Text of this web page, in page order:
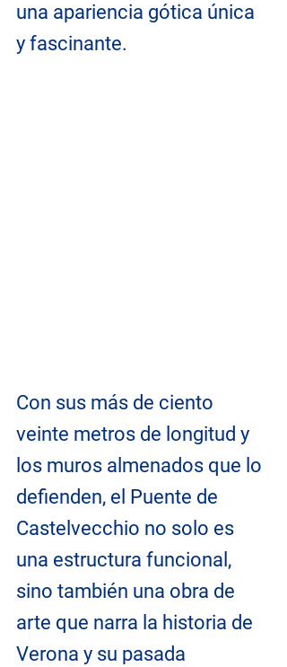
una apariencia gótica única
y fascinante.
Con sus más de ciento
veinte metros de longitud y
los muros almenados que lo
defienden, el Puente de
Castelvecchio no solo es
una estructura funcional,
sino también una obra de
arte que narra la historia de
Verona y su pasada